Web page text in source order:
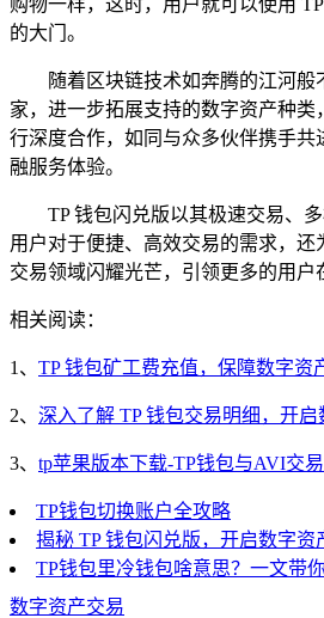
的大门。
随着区块链技术如奔腾的江河
家，进一步拓展支持的数字资产种
行深度合作，如同与众多伙伴携手
融服务体验。
TP 钱包闪兑版以其极速交易、
用户对于便捷、高效交易的需求，
交易领域闪耀光芒，引领更多的用户
相关阅读：
1、 TP 钱包矿工费充值，保障数字资
2、 深入了解 TP 钱包交易明细，开启
3、 tp苹果版本下载-TP钱包与AVI交
TP钱包切换账户全攻略
揭秘 TP 钱包闪兑版，开启数字资
TP钱包里冷钱包啥意思？一文带
数字资产交易